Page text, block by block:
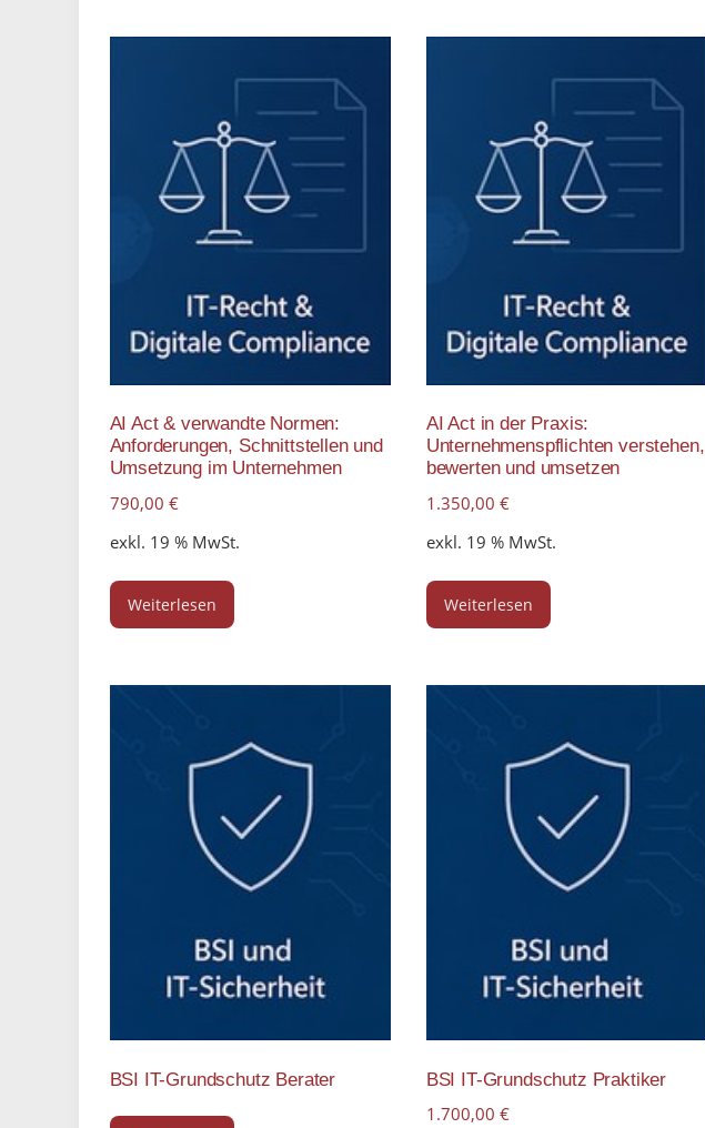
AI Act & verwandte Normen:
Anforderungen, Schnittstellen und
Umsetzung im Unternehmen
790,00 €
exkl. 19 % MwSt.
Weiterlesen
AI Act in der Praxis:
Unternehmenspflichten verstehen,
bewerten und umsetzen
1.350,00 €
exkl. 19 % MwSt.
Weiterlesen
BSI IT-Grundschutz Berater BSI IT-Grundschutz Praktiker
1.700,00 €